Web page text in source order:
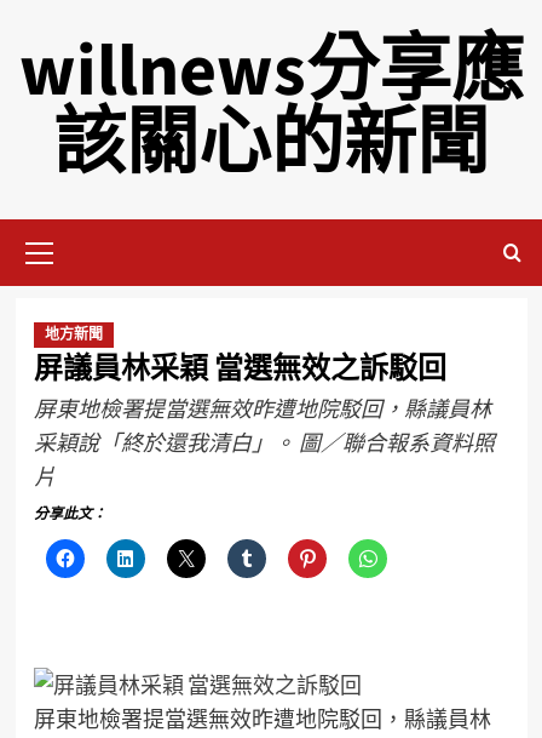
willnews分享應
該關心的新聞
地方新聞
屏議員林采穎 當選無效之訴駁回
屏東地檢署提當選無效昨遭地院駁回，縣議員林
采穎說「終於還我清白」。 圖／聯合報系資料照
片
分享此文：
屏東地檢署提當選無效昨遭地院駁回，縣議員林